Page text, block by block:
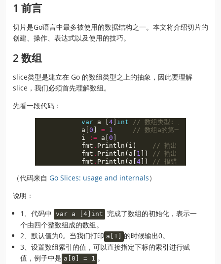
1 前言
切片是Go语言中最多被使用的数据结构之一。本文将介绍切片的
创建、操作、表达式以及使用的技巧。
2 数组
slice类型是建立在 Go 的数组类型之上的抽象，因此要理解
slice，我们必须首先理解数组。
先看一段代码：
var a 4 int
// 数组类型: 定义指定长度
a 0 = 1
// 数组a的第一个索引的值设
i
:= a 0
fmt . Println ( i )
// 输出：1， 说明已
fmt . Println ( a 1 ])
// 输出：0，说明数组
fmt . Println ( a 4 ]) // 报错：invalid
（代码来自 Go Slices: usage and internals）
说明：
1、代码中
var a [4]int
完成了数组的初始化，表示一
个由四个整数组成的数组。
2、默认值为0。当我们打印 a[1]
的时候输出0。
3、设置数组索引的值，可以直接指定下标的索引进行赋
值，例子中是 a[0] = 1 。